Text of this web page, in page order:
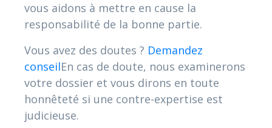
vous aidons à mettre en cause la
responsabilité de la bonne partie.
Vous avez des doutes ? Demandez
conseilEn cas de doute, nous examinerons
votre dossier et vous dirons en toute
honnêteté si une contre-expertise est
judicieuse.